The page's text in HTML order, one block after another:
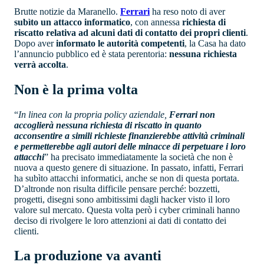
Brutte notizie da Maranello. Ferrari ha reso noto di aver
subìto un attacco informatico, con annessa richiesta di
riscatto relativa ad alcuni dati di contatto dei propri clienti.
Dopo averinformato le autorità competenti, la Casa ha dato
l’annuncio pubblico ed è stata perentoria: nessuna richiesta
verrà accolta.
Non è la prima volta
“In linea con la propria policy aziendale, Ferrari non
accoglierà nessuna richiesta di riscatto in quanto
acconsentire a simili richieste finanzierebbe attività criminali
e permetterebbe agli autori delle minacce di perpetuare i loro
attacchi” ha precisato immediatamente la società che non è
nuova a questo genere di situazione. In passato, infatti, Ferrari
ha subìto attacchi informatici, anche se non di questa portata.
D’altronde non risulta difficile pensare perché: bozzetti,
progetti, disegni sono ambitissimi dagli hacker visto il loro
valore sul mercato. Questa volta però i cyber criminali hanno
deciso di rivolgere le loro attenzioni ai dati di contatto dei
clienti.
La produzione va avanti